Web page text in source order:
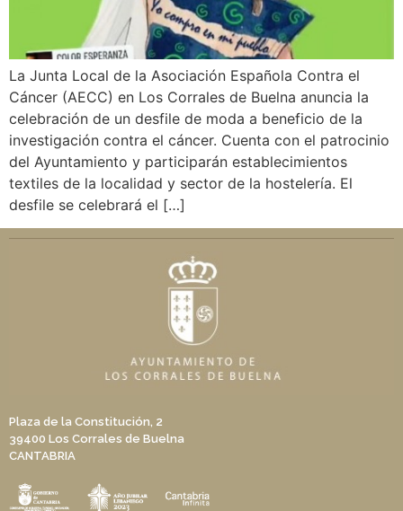
La Junta Local de la Asociación Española Contra el
Cáncer (AECC) en Los Corrales de Buelna anuncia la
celebración de un desfile de moda a beneficio de la
investigación contra el cáncer. Cuenta con el patrocinio
del Ayuntamiento y participarán establecimientos
textiles de la localidad y sector de la hostelería. El
desfile se celebrará el […]
Plaza de la Constitución, 2
39400 Los Corrales de Buelna
CANTABRIA